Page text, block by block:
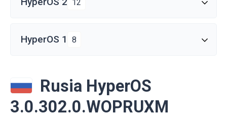
12
HyperOS 1 8
Rusia HyperOS
3.0.302.0.WOPRUXM